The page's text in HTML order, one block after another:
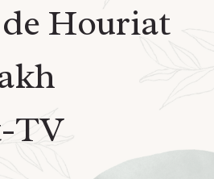
Houriat
TV